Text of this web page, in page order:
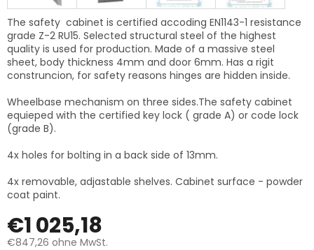
€1 025,18
€847,26 ohne MwSt.
The safety cabinet is certified accoding EN1143-1 resistance
grade Z-2 RU15. Selected structural steel of the highest
quality is used for production. Made of a massive steel
sheet, body thickness 4mm and door 6mm. Has a rigit
construncion, for safety reasons hinges are hidden inside.
Wheelbase mechanism on three sides.The safety cabinet
equieped with the certified key lock ( grade A) or code lock
(grade B).
4x holes for bolting in a back side of 13mm.
4x removable, adjastable shelves. Cabinet surface - powder
coat paint.